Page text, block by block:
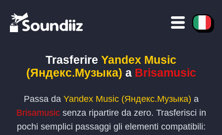
Trasferire Yandex Music
(Яндекс.Музыка) a Brisamusic
Passa da Yandex Music (Яндекс.Музыка) a
Brisamusicsenza ripartire da zero. Trasferisci in
pochi semplici passaggi gli elementi compatibili: